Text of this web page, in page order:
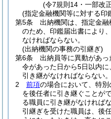
(令7規則14・一部改
(指定金融機関等に対する印
第5条
出納機関は、指定金
のため、印鑑届出書により
なければならない。
(出納機関の事務の引継ぎ)
第6条
出納員等に異動があ
令があった日から5日以内
引き継がなければならない。
2
前項の場合において、特
を後任者に引き継ぐことが
る職員に引き継がなければな
引継ぎを受けた職員は、後